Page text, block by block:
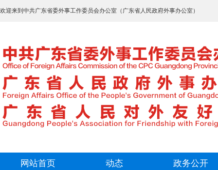
欢迎来到中共广东省委外事工作委员会办公室（广东省人民政府外事办公室）
网站首页 动态 政务公开